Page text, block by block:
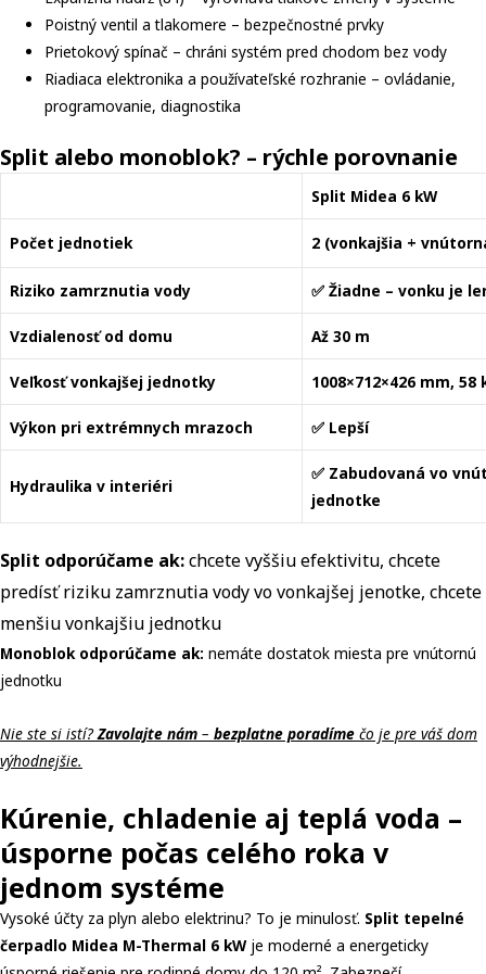
Poistný ventil a tlakomere – bezpečnostné prvky
Prietokový spínač – chráni systém pred chodom bez vody
Riadiaca elektronika a používateľské rozhranie – ovládanie,
programovanie, diagnostika
Split alebo monoblok? – rýchle porovnanie
Split Midea 6 kW
Počet jednotiek 2 (vonkajšia +
Riziko zamrznutia vody ✅ Žiadne – vonku je
Vzdialenosť od domu Až 30 m
Veľkosť vonkajšej jednotky 1008×712×426 mm, 58
Výkon pri extrémnych mrazoch ✅ Lepší
Hydraulika v interiéri
✅ Zabudovaná vo
jednotke
Split odporúčame ak:chcete vyššiu efektivitu, chcete
predísť riziku zamrznutia vody vo vonkajšej jenotke, chcete
menšiu vonkajšiu jednotku
Monoblok odporúčame ak: nemáte dostatok miesta pre vnútornú
jednotku
Nie ste si istí?Zavolajte nám – bezplatne poradíme čo je pre váš dom
výhodnejšie.
Kúrenie, chladenie aj teplá voda –
úsporne počas celého roka v
jednom systéme
Vysoké účty za plyn alebo elektrinu? To je minulosť. Split tepelné
čerpadlo Midea M-Thermal 6 kWje moderné a energeticky